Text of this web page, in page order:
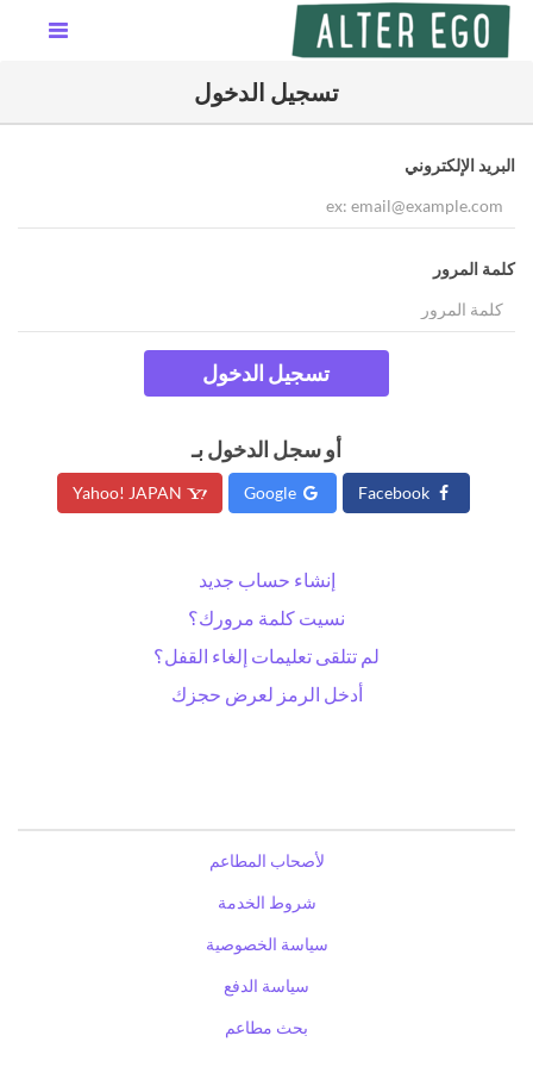
تسجيل الدخول
البريد الإلكتروني
كلمة المرور
تسجيل الدخول
أو سجل الدخول بـ
إنشاء حساب جديد
نسيت كلمة مرورك؟
لم تتلقى تعليمات إلغاء القفل؟
أدخل الرمز لعرض حجزك
لأصحاب المطاعم
شروط الخدمة
سياسة الخصوصية
سياسة الدفع
بحث مطاعم